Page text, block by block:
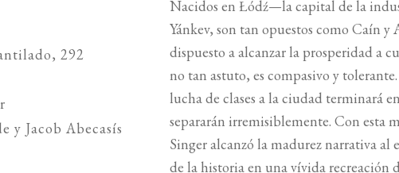
, 292
y Jacob Abecasís
Nacidos en Łódź—la capital de la
Yánkev, son tan opuestos como Caín
dispuesto a alcanzar la prosperidad a
no tan astuto, es compasivo y
lucha de clases a la ciudad terminará
separarán irremisiblemente. Con esta
Singer alcanzó la madurez narrativa al
de la historia en una vívida recreación